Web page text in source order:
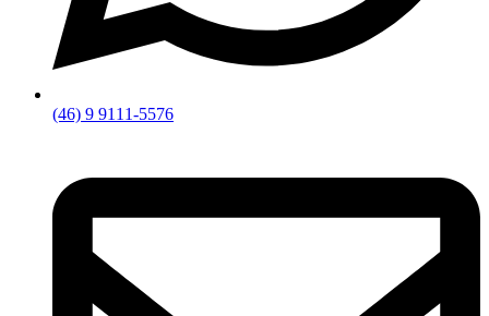
(46) 9 9111-5576